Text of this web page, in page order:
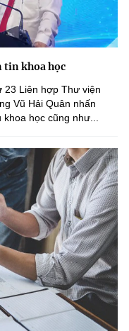
tin khoa học
23 Liên hợp Thư viện
Vũ Hải Quân nhấn
học cũng như...